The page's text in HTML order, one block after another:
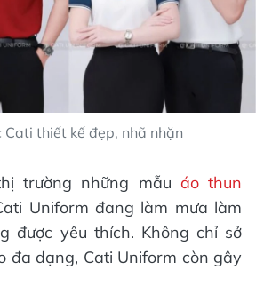
thiết kế đẹp, nhã nhặn
trường những mẫu áo thun
Uniform đang làm mưa làm
được yêu thích. Không chỉ sở
đa dạng, Cati Uniform còn gây